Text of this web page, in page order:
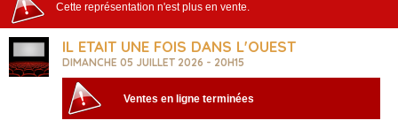
Cette représentation n'est plus en vente.
IL ETAIT UNE FOIS DANS L'OUEST
DIMANCHE 05 JUILLET 2026 - 20H15
Ventes en ligne terminées